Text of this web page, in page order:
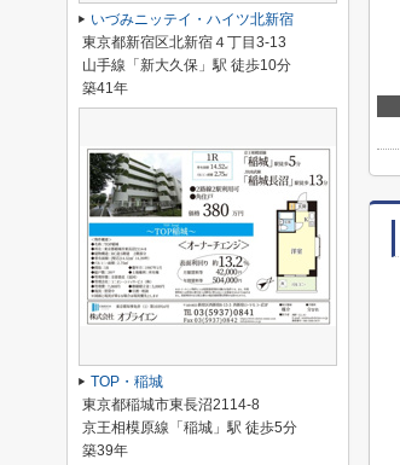
いづみニッテイ・ハイツ北新宿
東京都新宿区北新宿４丁目3-13
山手線「新大久保」駅 徒歩10分
築41年
TOP・稲城
東京都稲城市東長沼2114-8
京王相模原線「稲城」駅 徒歩5分
築39年